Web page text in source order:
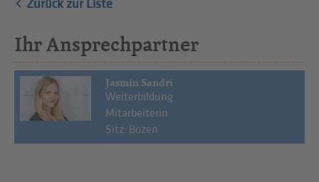
Zurück zur Liste
Ihr Ansprechpartner
Jasmin Sandri
Weiterbildung
Mitarbeiterin
Sitz: Bozen